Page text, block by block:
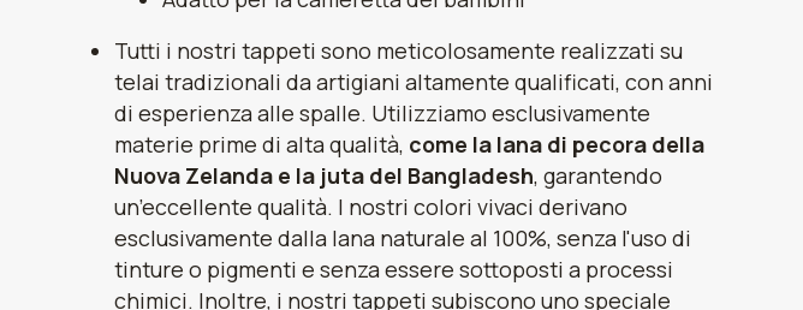
Tutti i nostri tappeti sono meticolosamente realizzati su
telai tradizionali da artigiani altamente qualificati, con anni
di esperienza alle spalle. Utilizziamo esclusivamente
materie prime di alta qualità, come la lana di pecora della
Nuova Zelanda e la juta del Bangladesh, garantendo
un’eccellente qualità. I nostri colori vivaci derivano
esclusivamente dalla lana naturale al 100%, senza l'uso di
tinture o pigmenti e senza essere sottoposti a processi
chimici. Inoltre, i nostri tappeti subiscono uno speciale